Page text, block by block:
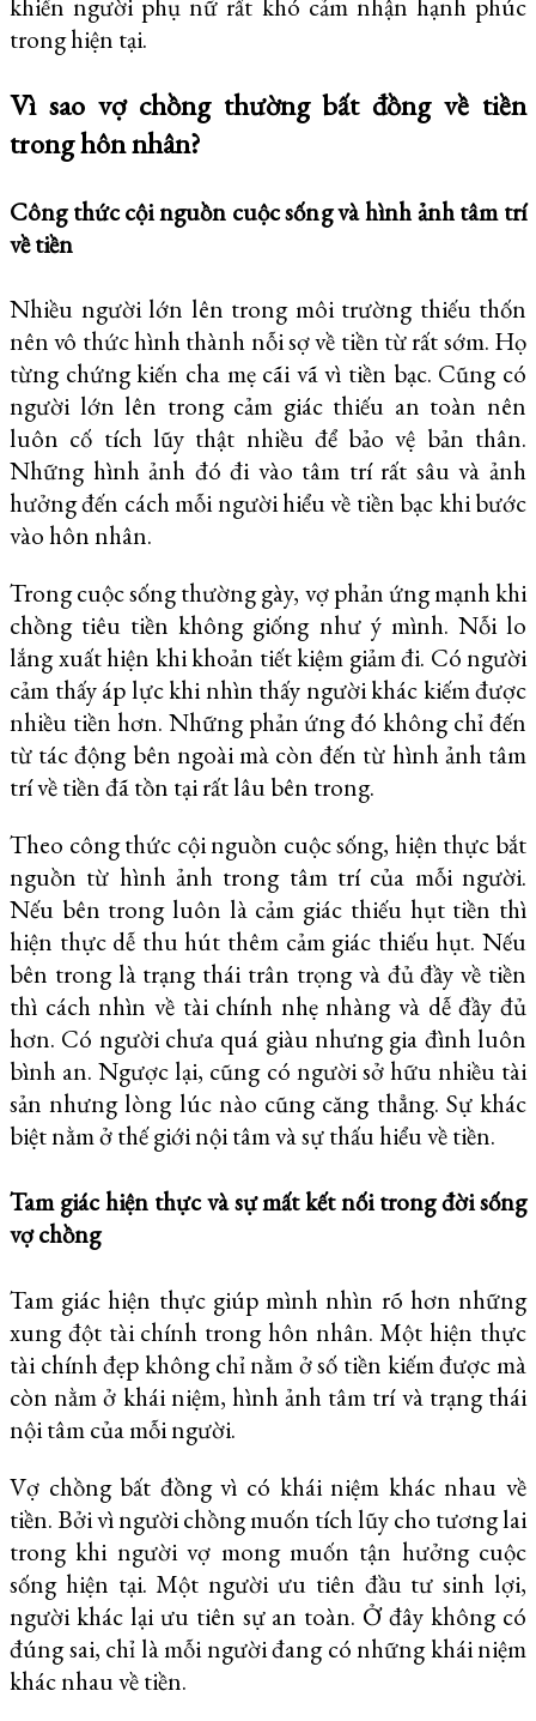
khiến người phụ nữ rất khó cảm nhận hạnh phúc
trong hiện tại.
Vì sao vợ chồng thường bất đồng về tiền
trong hôn nhân?
Công thức cội nguồn cuộc sống và hình ảnh tâm trí
về tiền
Nhiều người lớn lên trong môi trường thiếu thốn
nên vô thức hình thành nỗi sợ về tiền từ rất sớm. Họ
từng chứng kiến cha mẹ cãi vã vì tiền bạc. Cũng có
người lớn lên trong cảm giác thiếu an toàn nên
luôn cố tích lũy thật nhiều để bảo vệ bản thân.
Những hình ảnh đó đi vào tâm trí rất sâu và ảnh
hưởng đến cách mỗi người hiểu về tiền bạc khi bước
vào hôn nhân.
Trong cuộc sống thường gày, vợ phản ứng mạnh khi
chồng tiêu tiền không giống như ý mình. Nỗi lo
lắng xuất hiện khi khoản tiết kiệm giảm đi. Có người
cảm thấy áp lực khi nhìn thấy người khác kiếm được
nhiều tiền hơn. Những phản ứng đó không chỉ đến
từ tác động bên ngoài mà còn đến từ hình ảnh tâm
trí về tiền đã tồn tại rất lâu bên trong.
Theo công thức cội nguồn cuộc sống, hiện thực bắt
nguồn từ hình ảnh trong tâm trí của mỗi người.
Nếu bên trong luôn là cảm giác thiếu hụt tiền thì
hiện thực dễ thu hút thêm cảm giác thiếu hụt. Nếu
bên trong là trạng thái trân trọng và đủ đầy về tiền
thì cách nhìn về tài chính nhẹ nhàng và dễ đầy đủ
hơn. Có người chưa quá giàu nhưng gia đình luôn
bình an. Ngược lại, cũng có người sở hữu nhiều tài
sản nhưng lòng lúc nào cũng căng thẳng. Sự khác
biệt nằm ở thế giới nội tâm và sự thấu hiểu về tiền.
Tam giác hiện thực và sự mất kết nối trong đời sống
vợ chồng
Tam giác hiện thực giúp mình nhìn rõ hơn những
xung đột tài chính trong hôn nhân. Một hiện thực
tài chính đẹp không chỉ nằm ở số tiền kiếm được mà
còn nằm ở khái niệm, hình ảnh tâm trí và trạng thái
nội tâm của mỗi người.
Vợ chồng bất đồng vì có khái niệm khác nhau về
tiền. Bởi vì người chồng muốn tích lũy cho tương lai
trong khi người vợ mong muốn tận hưởng cuộc
sống hiện tại. Một người ưu tiên đầu tư sinh lợi,
người khác lại ưu tiên sự an toàn. Ở đây không có
đúng sai, chỉ là mỗi người đang có những khái niệm
khác nhau về tiền.